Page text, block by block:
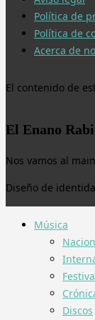
Política de
Política de
Acerca de
El contenido de
El Enano
Nos vamos al
Diseño de
Música
Discos